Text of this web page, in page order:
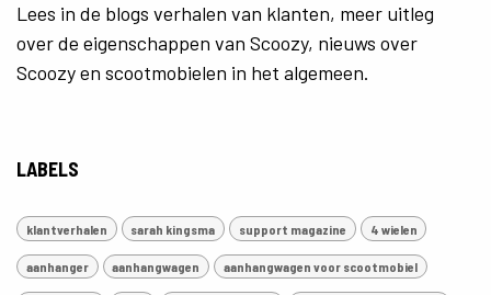
Lees in de blogs verhalen van klanten, meer uitleg
over de eigenschappen van Scoozy, nieuws over
Scoozy en scootmobielen in het algemeen.
LABELS
klantverhalen sarah kingsma support magazine 4 wielen
aanhanger aanhangwagen aanhangwagen voor scootmobiel